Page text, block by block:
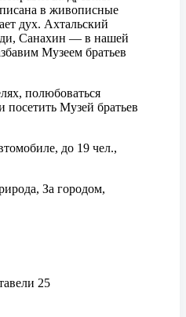
в живописные
дух. Ахтальский
Санахин — в нашей
Музеем братьев
полюбоваться
посетить Музей братьев
до 19 чел.,
За городом,
25